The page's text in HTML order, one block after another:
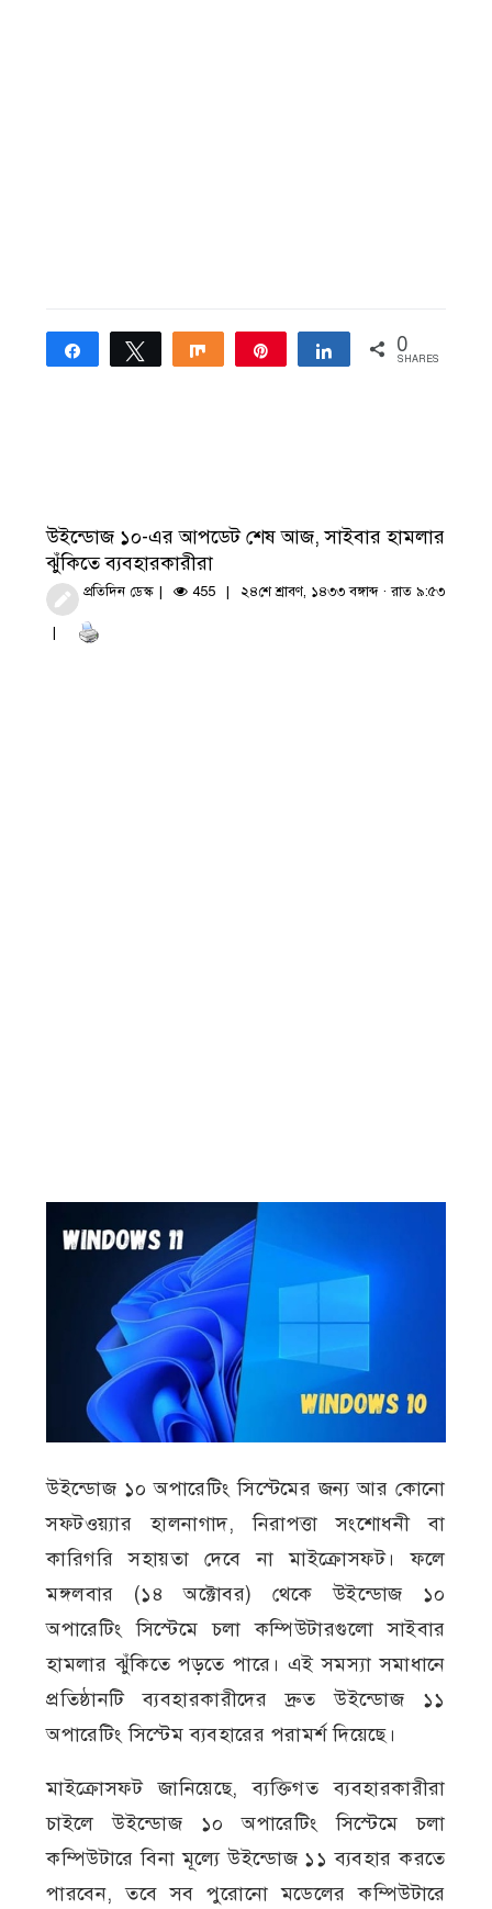
Share Tweet Share Share 0
SHARES
উইন্ডোজ ১০-এর আপডেট শেষ আজ, সাইবার হামলার
ঝুঁকিতে ব্যবহারকারীরা
প্রতিদিন ডেস্ক 455 ২৪শে শ্রাবণ, ১৪৩৩ বঙ্গাব্দ · রাত ৯:৫৩
উইন্ডোজ ১০ অপারেটিং সিস্টেমের জন্য আর কোনো
সফটওয়্যার হালনাগাদ, নিরাপত্তা সংশোধনী বা
কারিগরি সহায়তা দেবে না মাইক্রোসফট। ফলে
মঙ্গলবার (১৪ অক্টোবর) থেকে উইন্ডোজ ১০
অপারেটিং সিস্টেমে চলা কম্পিউটারগুলো সাইবার
হামলার ঝুঁকিতে পড়তে পারে। এই সমস্যা সমাধানে
প্রতিষ্ঠানটি ব্যবহারকারীদের দ্রুত উইন্ডোজ ১১
অপারেটিং সিস্টেম ব্যবহারের পরামর্শ দিয়েছে।
মাইক্রোসফট জানিয়েছে, ব্যক্তিগত ব্যবহারকারীরা
চাইলে উইন্ডোজ ১০ অপারেটিং সিস্টেমে চলা
কম্পিউটারে বিনা মূল্যে উইন্ডোজ ১১ ব্যবহার করতে
পারবেন, তবে সব পুরোনো মডেলের কম্পিউটারে